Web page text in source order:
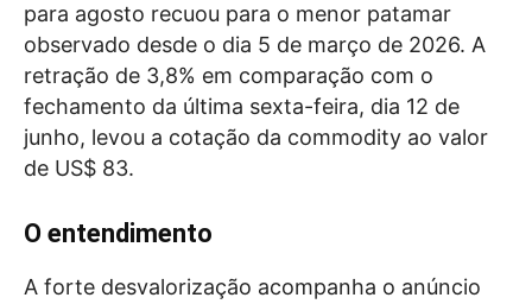
para agosto recuou para o menor patamar
observado desde o dia 5 de março de 2026. A
retração de 3,8% em comparação com o
fechamento da última sexta-feira, dia 12 de
junho, levou a cotação da commodity ao valor
de US$ 83.
O entendimento
A forte desvalorização acompanha o anúncio